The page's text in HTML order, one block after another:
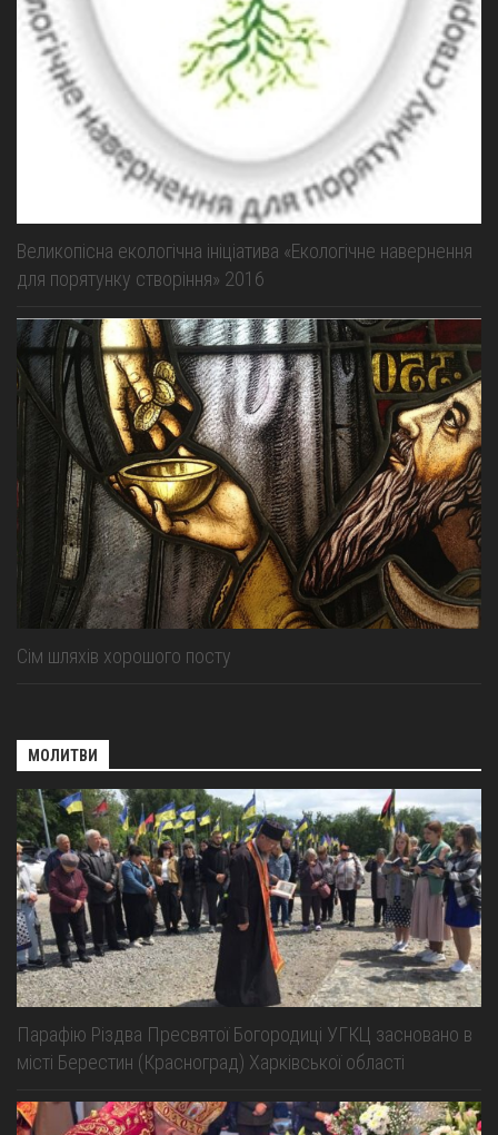
Великопісна екологічна ініціатива «Екологічне навернення
для порятунку створіння» 2016
Сім шляхів хорошого посту
МОЛИТВИ
Парафію Різдва Пресвятої Богородиці УГКЦ засновано в
місті Берестин (Красноград) Харківської області